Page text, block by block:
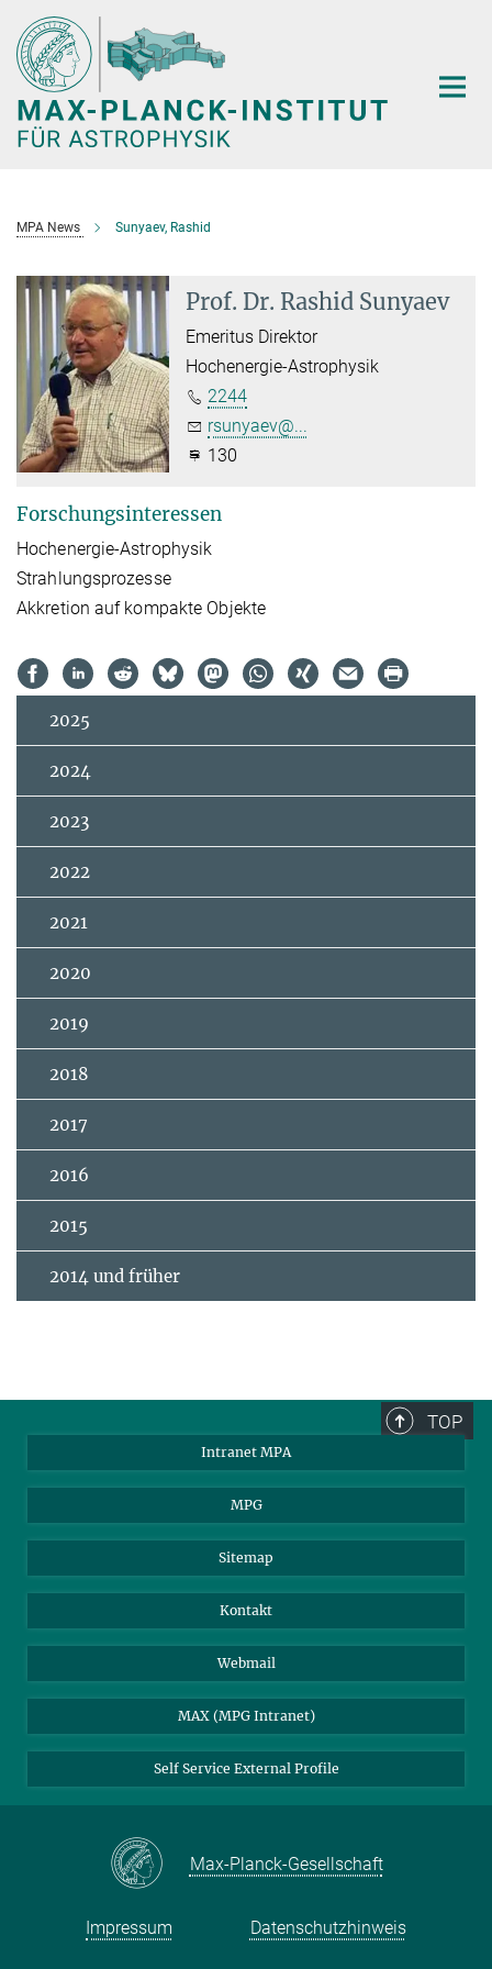
Hauptinhalt
MPA News Sunyaev, Rashid
Prof. Dr. Rashid Sunyaev
Emeritus Direktor
Hochenergie-Astrophysik
2244
rsunyaev@...
130
Forschungsinteressen
Hochenergie-Astrophysik
Strahlungsprozesse
Akkretion auf kompakte Objekte
2025
2024
2023
2022
2021
2020
2019
2018
2017
2016
2015
2014 und früher
TOP
Intranet MPA
MPG
Sitemap
Kontakt
Webmail
MAX (MPG Intranet)
Self Service External Profile
Max-Planck-Gesellschaft
Impressum Datenschutzhinweis